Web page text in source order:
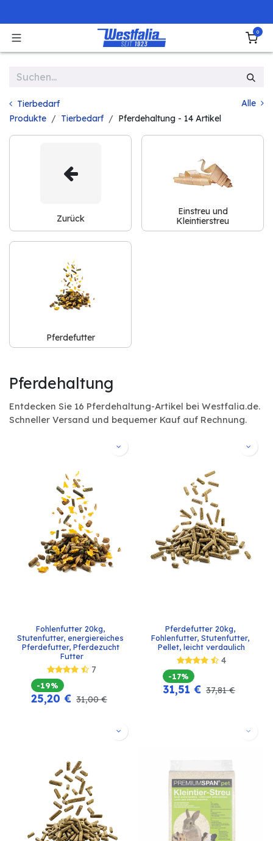
0
Tierbedarf
Alle
Produkte
Tierbedarf Pferdehaltung - 14 Artikel
Zurück
Einstreu und
Kleintierstreu
Pferdefutter
Pferdehaltung
Entdecken Sie 16 Pferdehaltung-Artikel bei Westfalia.de.
Schneller Versand und bequemer Kauf auf Rechnung.
Fohlenfutter 20kg,
Stutenfutter, energiereiches
Pferdefutter, Pferdezucht
Futter
7
-19%
25,20 € 31,00€
Pferdefutter 20kg,
Fohlenfutter, Stutenfutter,
Pellet, leicht verdaulich
4
-17%
31,51 € 37,81€